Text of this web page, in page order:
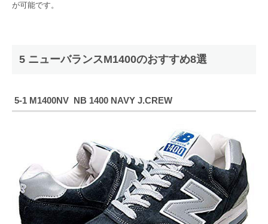
が可能です。
5 ニューバランスM1400のおすすめ8選
5-1 M1400NV NB 1400 NAVY J.CREW